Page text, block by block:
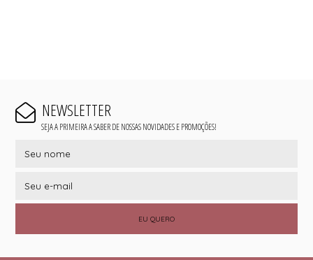
NEWSLETTER
SEJA A PRIMEIRA A SABER DE NOSSAS NOVIDADES E PROMOÇÕES!
EU QUERO